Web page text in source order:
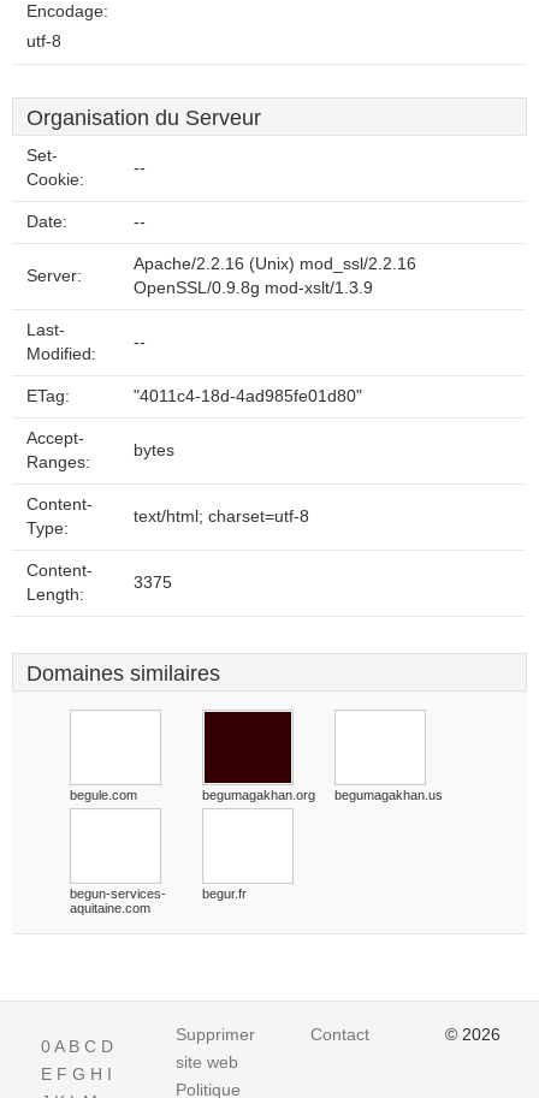
Encodage:
utf-8
Organisation du Serveur
Set-
Cookie:
--
Date: --
Server:
Apache/2.2.16 (Unix) mod_ssl/2.2.16
OpenSSL/0.9.8g mod-xslt/1.3.9
Last-
Modified:
--
ETag: "4011c4-18d-4ad985fe01d80"
Accept-
Ranges:
bytes
Content-
Type:
text/html; charset=utf-8
Content-
Length:
3375
Domaines similaires
begule.com begumagakhan.org begumagakhan.us
begun-services-
aquitaine.com
begur.fr
0A B C D
E F G H I
Supprimer
site web
Politique
Contact © 2026